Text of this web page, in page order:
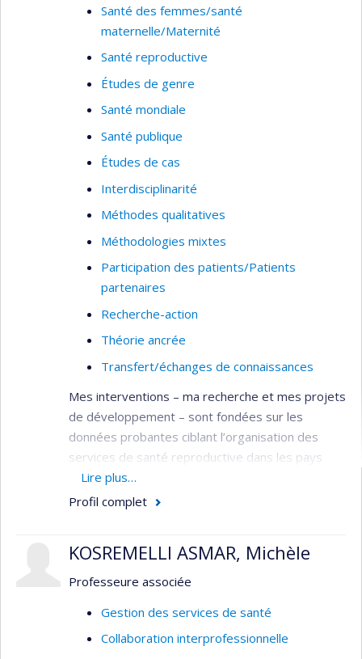
Santé des femmes/santé
maternelle/Maternité
Santé reproductive
Études de genre
Santé mondiale
Santé publique
Études de cas
Interdisciplinarité
Méthodes qualitatives
Méthodologies mixtes
Participation des patients/Patients
partenaires
Recherche-action
Théorie ancrée
Transfert/échanges de connaissances
Mes interventions – ma recherche et mes projets
de développement – sont fondées sur les
données probantes ciblant l’organisation des
services de santé reproductive dans les pays
francophones en développement,
particulièrement: le système socio-culturel et
avec la femme, lois et règlementation
correspondante, marketing social, empowerment
système éducationnel (évaluation de la formation
et de la pratique basée sur les données
Lire plus…
Profil complet
KOSREMELLI ASMAR, Michèle
Professeure associée
Gestion des services de santé
Collaboration interprofessionnelle